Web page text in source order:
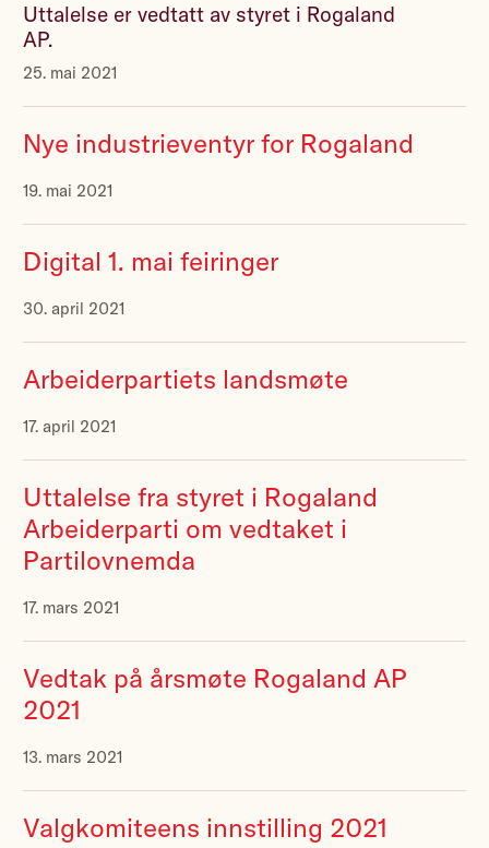
25. mai 2021
Uttalelse er vedtatt av styret i Rogaland
AP.
Nye industrieventyr for Rogaland
19. mai 2021
Digital 1. mai feiringer
30. april 2021
Arbeiderpartiets landsmøte
17. april 2021
Uttalelse fra styret i Rogaland
Arbeiderparti om vedtaket i
Partilovnemda
17. mars 2021
Vedtak på årsmøte Rogaland AP
2021
13. mars 2021
Valgkomiteens innstilling 2021